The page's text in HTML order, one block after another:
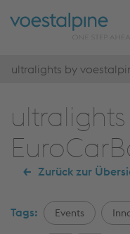
ultralights by
Zurück zur
Tags: Events